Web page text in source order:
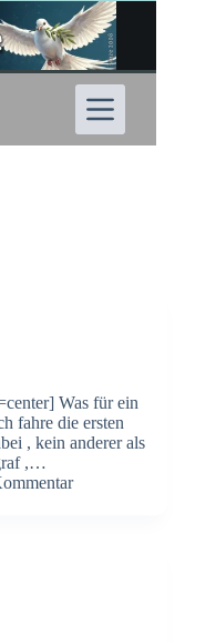
Was für ein
fahre die ersten
, kein anderer als
,…